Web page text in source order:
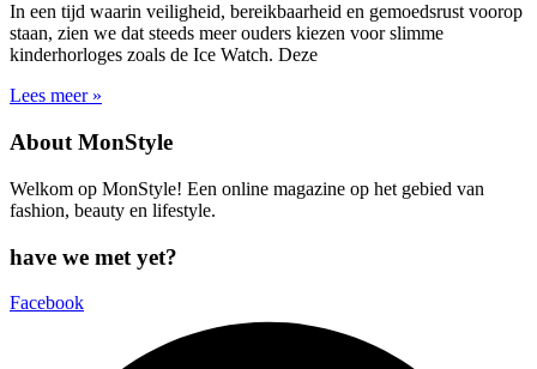
In een tijd waarin veiligheid, bereikbaarheid en gemoedsrust voorop
staan, zien we dat steeds meer ouders kiezen voor slimme
kinderhorloges zoals de Ice Watch. Deze
Lees meer »
About MonStyle
Welkom op MonStyle! Een online magazine op het gebied van
fashion, beauty en lifestyle.
have we met yet?
Facebook